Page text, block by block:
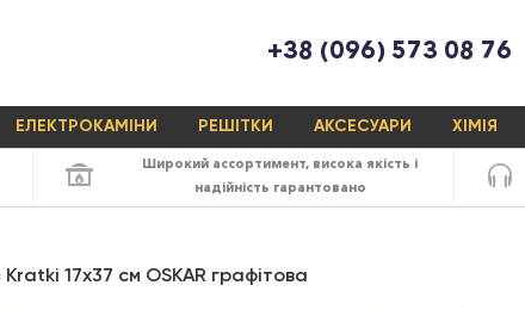
+38 (096) 573 08 76
ЕЛЕКТРОКАМІНИ РЕШІТКИ АКСЕСУАРИ ХІМІЯ
Широкий ассортимент, висока якість і
надійність гарантовано
17x37 см OSKAR графітова